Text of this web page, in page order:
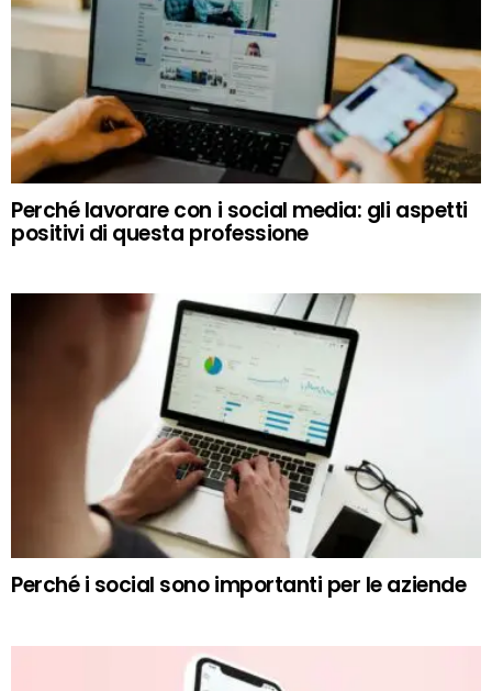
Perché lavorare con i social media: gli aspetti
positivi di questa professione
Perché i social sono importanti per le aziende